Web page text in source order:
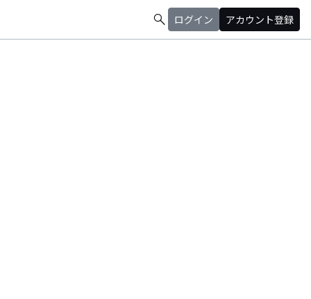
search ログイン アカウント登録